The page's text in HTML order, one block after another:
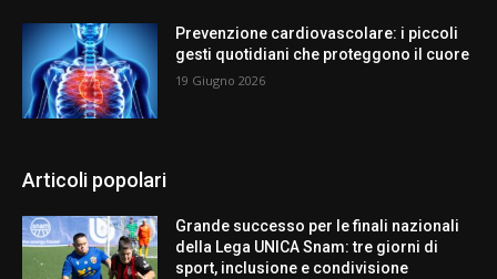
Prevenzione cardiovascolare: i piccoli
gesti quotidiani che proteggono il cuore
19 Giugno 2026
Articoli popolari
Grande successo per le finali nazionali
della Lega UNICA Snam: tre giorni di
sport, inclusione e condivisione